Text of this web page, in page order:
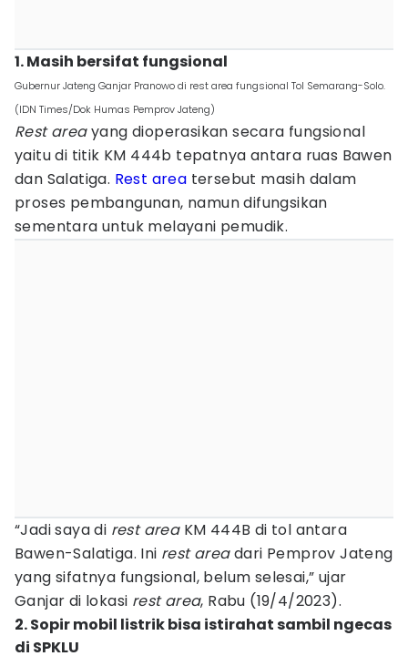
1. Masih bersifat fungsional
Gubernur Jateng Ganjar Pranowo di rest area fungsional Tol Semarang-Solo.
(IDN Times/Dok Humas Pemprov Jateng)
Rest areayang dioperasikan secara fungsional
yaitu di titik KM 444b tepatnya antara ruas Bawen
dan Salatiga. Rest area tersebut masih dalam
proses pembangunan, namun difungsikan
sementara untuk melayani pemudik.
“Jadi saya di rest areaKM 444B di tol antara
Bawen-Salatiga. Ini rest areadari Pemprov Jateng
yang sifatnya fungsional, belum selesai,” ujar
Ganjar di lokasi rest area, Rabu (19/4/2023).
2. Sopir mobil listrik bisa istirahat sambil ngecas
di SPKLU